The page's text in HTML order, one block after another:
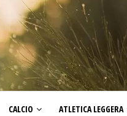
CALCIO ATLETICA LEGGERA